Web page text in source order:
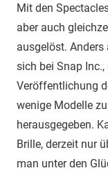
Mit den
aber auch
ausgelöst. Anders
sich bei Snap
Veröffentlichung
wenige Modelle zu
herausgegeben.
Brille, derzeit nur
man unter den